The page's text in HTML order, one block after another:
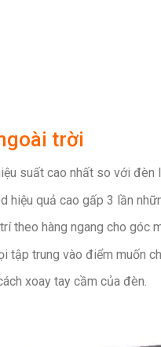
trời
suất cao nhất so với đèn
quả cao gấp 3 lần
theo hàng ngang cho góc
tập trung vào điểm muốn
xoay tay cầm của đèn.